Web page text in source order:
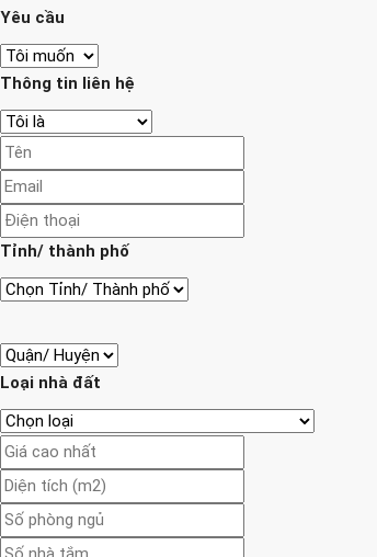
Yêu cầu
Thông tin liên hệ
Tỉnh/ thành phố
Loại nhà đất